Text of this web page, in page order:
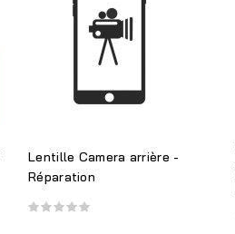
Lentille Camera arrière -
Réparation